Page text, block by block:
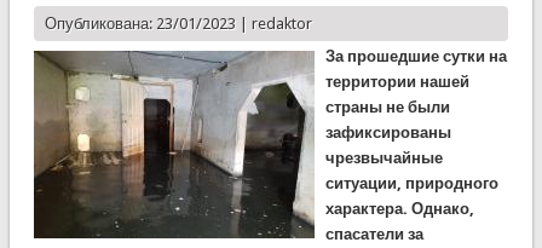
Опубликована: 23/01/2023 | redaktor
За прошедшие сутки на
территории нашей
страны не были
зафиксированы
чрезвычайные
ситуации, природного
характера. Однако,
спасатели за